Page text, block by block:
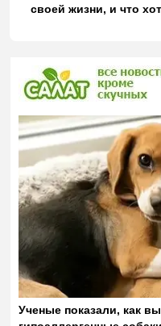
своей жизни, и что